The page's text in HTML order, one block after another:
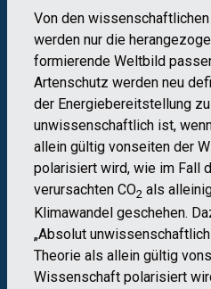
Von den
werden nur die
formierende Weltbild
Artenschutz werden neu
der Energiebereitstellung
unwissenschaftlich ist,
allein gültig vonseiten der
polarisiert wird, wie im Fall
verursachten CO2 als
Klimawandel geschehen.
„Absolut
Theorie als allein gültig
Wissenschaft polarisiert